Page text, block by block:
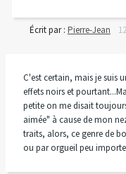
Écrit par : Pierre-Jean
C'est certain, mais je suis
effets noirs et
petite on me disait
aimée" à cause de mon
traits, alors, ce genre de
ou par orgueil peu